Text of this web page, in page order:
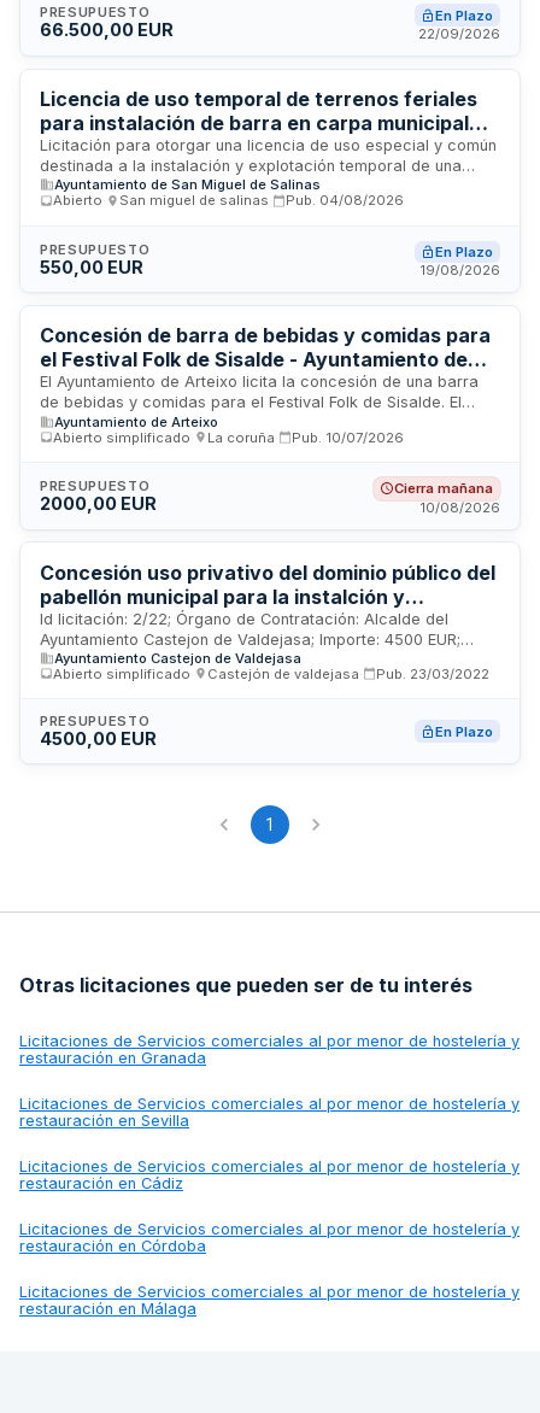
se realiza conforme a criterios de mejor relación calidad-
precio. Los licitadores deben acreditar solvencia económica,
año de experiencia en la materia o formación específica, así
como posesión del título de manipulador de alimentos.
PRESUPUESTO
66.500,00 EUR
En Plazo
22/09/2026
Licencia de uso temporal de terrenos feriales
para instalación de barra en carpa municipal
durante fiestas patronales y navideñas
Licitación para otorgar una licencia de uso especial y común
destinada a la instalación y explotación temporal de una
barra de bebidas y servicios de hostelería en la carpa
municipal ubicada en el Recinto Ferial durante las
adjudicatario gestionará directamente el servicio de bar,
corriendo con todos los gastos operativos y obteniendo
La licitación se regirá por criterios de mejor relación
calidad-precio mediante procedimiento abierto.
Ayuntamiento de San Miguel de Salinas
Abierto
San miguel de salinas Pub. 04/08/2026
PRESUPUESTO
550,00 EUR
En Plazo
19/08/2026
Concesión de barra de bebidas y comidas para
el Festival Folk de Sisalde - Ayuntamiento de
Arteixo
El Ayuntamiento de Arteixo licita la concesión de una barra
de bebidas y comidas para el Festival Folk de Sisalde. El
adjudicatario deberá gestionar la venta de bebidas y
alimentos al público asistente a las actuaciones musicales
personal cualificado. El puesto se ubicará en zona designada
con superficie cubierta de aproximadamente 15 x 6 metros y
seguros. El concesionario asume la responsabilidad de
suministros, higiene, seguridad, gestión de residuos
conforme a normativa medioambiental, y obtención de
permisos necesarios.
Ayuntamiento de Arteixo
Abierto simplificado
La coruña Pub. 10/07/2026
PRESUPUESTO
2000,00 EUR
Cierra mañana
10/08/2026
Concesión uso privativo del dominio público del
pabellón municipal para la instalción y
explotación de barras en festejos y fiestas
2022
Id licitación: 2/22; Órgano de Contratación: Alcalde del
Ayuntamiento Castejon de Valdejasa; Importe: 4500 EUR;
Estado: PUB
Ayuntamiento Castejon de Valdejasa
Abierto simplificado
Castejón de valdejasa Pub. 23/03/2022
PRESUPUESTO
4500,00 EUR En Plazo
1
Otras licitaciones que pueden ser de tu interés
Licitaciones de Servicios comerciales al por menor de hostelería y
restauración en Granada
Licitaciones de Servicios comerciales al por menor de hostelería y
restauración en Sevilla
Licitaciones de Servicios comerciales al por menor de hostelería y
restauración en Cádiz
Licitaciones de Servicios comerciales al por menor de hostelería y
restauración en Córdoba
Licitaciones de Servicios comerciales al por menor de hostelería y
restauración en Málaga